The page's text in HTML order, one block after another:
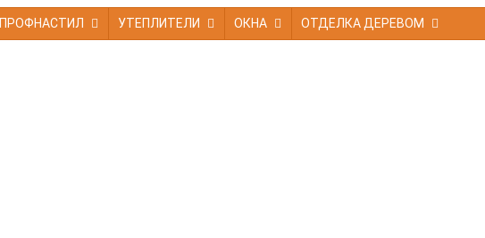
ПРОФНАСТИЛ УТЕПЛИТЕЛИ ОКНА ОТДЕЛКА ДЕРЕВОМ